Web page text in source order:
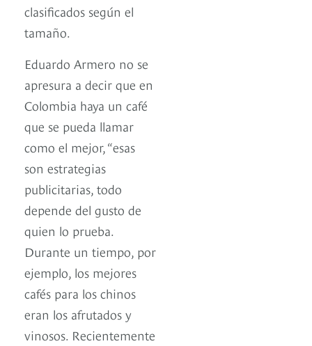
clasificados según el
tamaño.
Eduardo Armero no se
apresura a decir que en
Colombia haya un café
que se pueda llamar
como el mejor, “esas
son estrategias
publicitarias, todo
depende del gusto de
quien lo prueba.
Durante un tiempo, por
ejemplo, los mejores
cafés para los chinos
eran los afrutados y
vinosos. Recientemente